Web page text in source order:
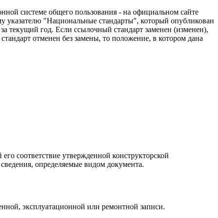
системе общего пользования - на официальном сайте
указателю "Национальные стандарты", который опубликован
текущий год. Если ссылочный стандарт заменен (изменен),
отменен без замены, то положение, в котором дана
соответствие утвержденной конструкторской
определяемые видом документа.
эксплуатационной или ремонтной записи.